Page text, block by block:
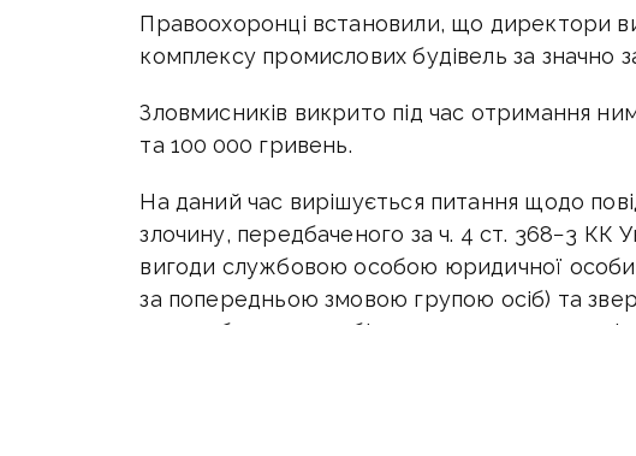
Правоохоронці встановили, що директори
комплексу промислових будівель за значно
Зловмисників викрито під час отримання
та 100 000 гривень.
На даний час вирішується питання щодо
злочину, передбаченого за ч. 4 ст. 368−3 КК
вигоди службовою особою юридичної
за попередньою змовою групою осіб) та
щодо обрання запобіжного заходу у вигляді